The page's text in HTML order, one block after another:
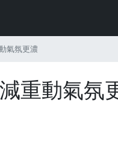
氣氛更濃
重動氣氛